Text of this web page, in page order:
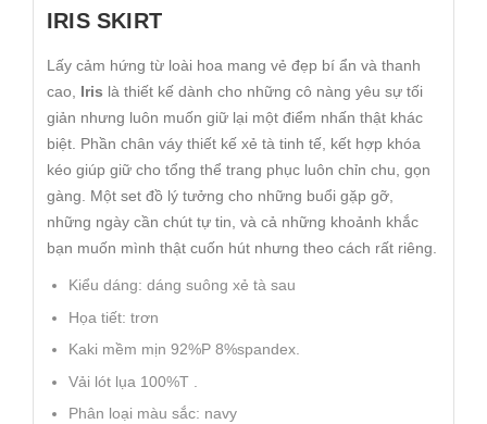
IRIS SKIRT
Lấy cảm hứng từ loài hoa mang vẻ đẹp bí ẩn và thanh
cao, Iris là thiết kế dành cho những cô nàng yêu sự tối
giản nhưng luôn muốn giữ lại một điểm nhấn thật khác
biệt. Phần chân váy thiết kế xẻ tà tinh tế, kết hợp khóa
kéo giúp giữ cho tổng thể trang phục luôn chỉn chu, gọn
gàng. Một set đồ lý tưởng cho những buổi gặp gỡ,
những ngày cần chút tự tin, và cả những khoảnh khắc
bạn muốn mình thật cuốn hút nhưng theo cách rất riêng.
Kiểu dáng: dáng suông xẻ tà sau
Họa tiết: trơn
Kaki mềm mịn 92%P 8%spandex.
Vải lót lụa 100%T .
Phân loại màu sắc: navy